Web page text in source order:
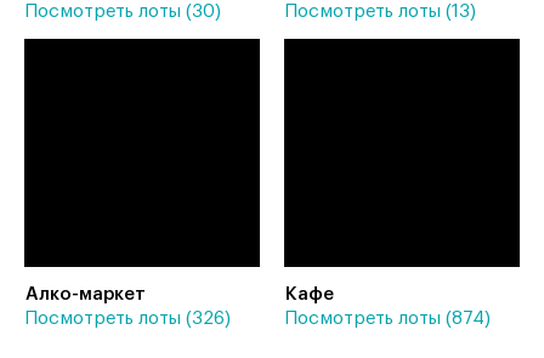
Посмотреть лоты (30)
Посмотреть лоты (13)
Алко-маркет
Посмотреть лоты (326)
Кафе
Посмотреть лоты (874)